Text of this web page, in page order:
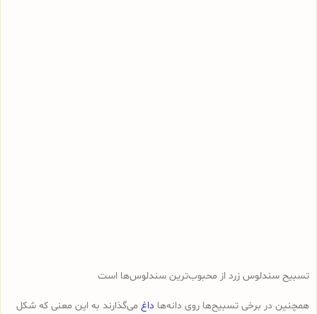
تسبیح سندلوس زرد از محبوب‌ترین سندلوس‌ها است
همچنین در برخی تسبیح‌ها روی دانه‌ها داغ می‌گذارند به این معنی که شکل